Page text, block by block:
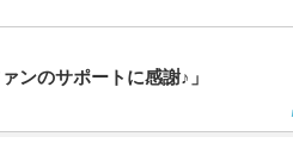
ンのサポートに感謝♪」